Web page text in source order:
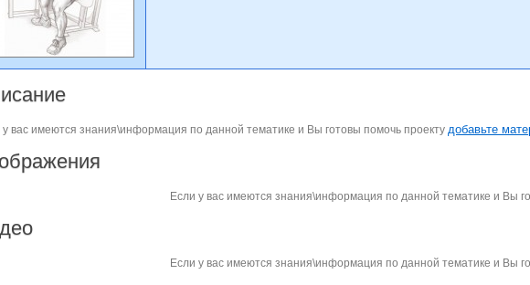
у вас имеются знания\информация по данной тематике и Вы готовы помочь проекту добавьте
Если у вас имеются знания\информация по данной тематике и Вы
Если у вас имеются знания\информация по данной тематике и Вы